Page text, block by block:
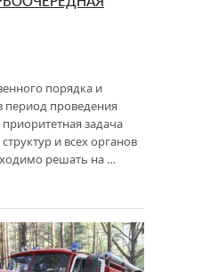
порядка и
период проведения
задача
и всех органов
решать на …